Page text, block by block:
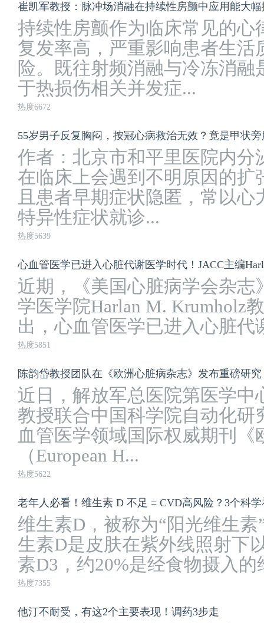
崔凯军教授：脉冲场消融在持续性房颤中应用能大
持续性房颤作为临床常见的心
复发率高，严重影响患者生活
险。既往射频消融与冷冻消
于热损伤相关并发症...
热度6672
55岁男子反复胸闷，按冠心病救治无效？竟是甲状
作者：北京市和平里医院内分
在临床上会遇到不明原因的扩
且患者早期症状隐匿，常以
特异性症状就诊...
热度5639
心血管医学已进入心脏代谢医学时代！JACC主编
近期，《美国心脏病学会杂志
学医学院Harlan M. Krumholz
出，心血管医学已进入心脏代
热度5851
陈韵岱教授团队在《欧洲心脏病杂志》发布重磅研
近日，解放军总医院第医学中
教授联合中国科学院自动化研
血管医学领域国际权威期刊《
（European H...
热度5622
老年人必看！维生素 D 不足 = CVD高风险？3个科
维生素D，被称为“阳光维生
生素D是皮肤在紫外线照射下
素D3，约20%是经食物摄入的
热度7355
他汀不耐受，有这2个主要表现！调药3步走